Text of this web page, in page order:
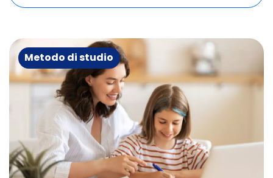
Metodo di studio